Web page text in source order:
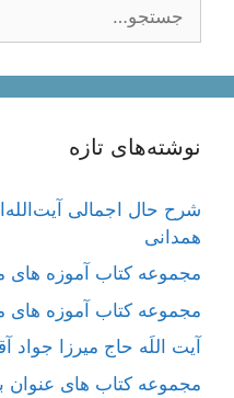
نوشته‌های تازه
شرح حال اجمالی
همدانی
مجموعه کتاب آموزه های
مجموعه کتاب آموزه های
آیت اللَه حاج میرزا جواد
مجموعه کتاب های